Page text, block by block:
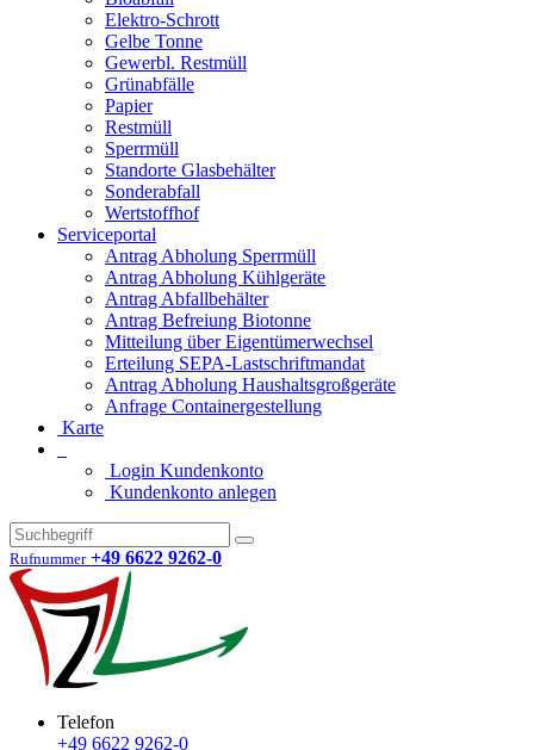
Elektro-Schrott
Gelbe Tonne
Gewerbl. Restmüll
Grünabfälle
Papier
Restmüll
Sperrmüll
Standorte Glasbehälter
Sonderabfall
Wertstoffhof
Serviceportal
Antrag Abholung Sperrmüll
Antrag Abholung Kühlgeräte
Antrag Abfallbehälter
Antrag Befreiung Biotonne
Mitteilung über Eigentümerwechsel
Erteilung SEPA-Lastschriftmandat
Antrag Abholung Haushaltsgroßgeräte
Anfrage Containergestellung
Karte
Login Kundenkonto
Kundenkonto anlegen
Rufnummer +49 6622 9262-0
Telefon
+49 6622 9262-0